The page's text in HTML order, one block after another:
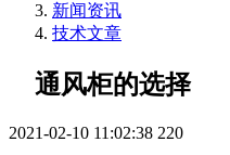
新闻资讯
技术文章
通风柜的选择
2021-02-10 11:02:38 220